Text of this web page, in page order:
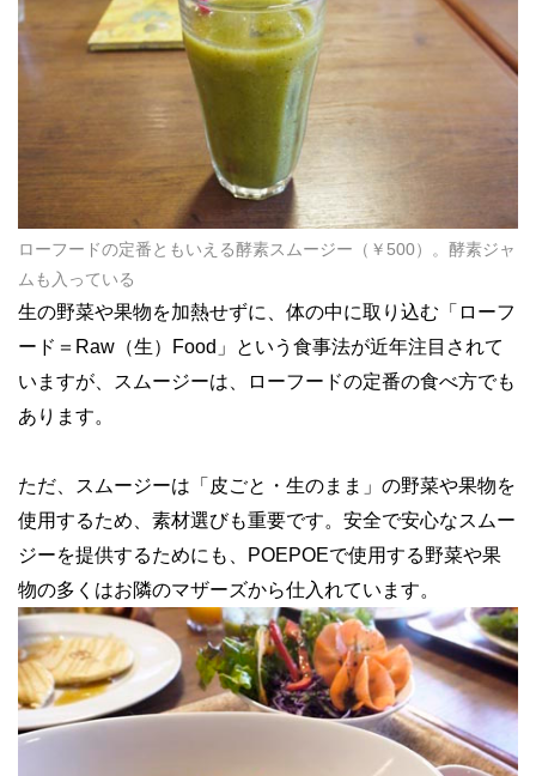
ローフードの定番ともいえる酵素スムージー（￥500）。酵素ジャ
ムも入っている
生の野菜や果物を加熱せずに、体の中に取り込む「ローフ
ード＝Raw（生）Food」という食事法が近年注目されて
いますが、スムージーは、ローフードの定番の食べ方でも
あります。
ただ、スムージーは「皮ごと・生のまま」の野菜や果物を
使用するため、素材選びも重要です。安全で安心なスムー
ジーを提供するためにも、POEPOEで使用する野菜や果
物の多くはお隣のマザーズから仕入れています。